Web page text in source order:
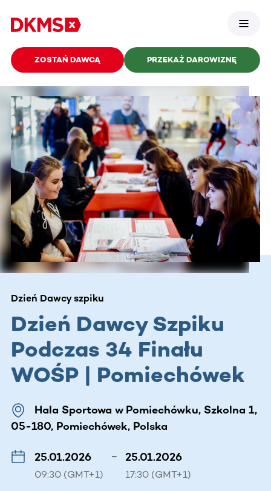
ZOSTAŃ DAWCĄ PRZEKAŻ DAROWIZNĘ
Dzień Dawcy szpiku
Dzień Dawcy Szpiku
Podczas 34 Finału
WOŚP | Pomiechówek
Hala Sportowa w Pomiechówku, Szkolna 1,
05-180, Pomiechówek, Polska
25.01.2026
09:30 (GMT+1)
– 25.01.2026
17:30 (GMT+1)